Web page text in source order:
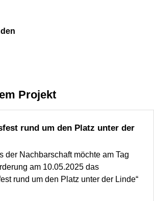
Projekt
rund um den Platz unter der
der Nachbarschaft möchte am Tag
am 10.05.2025 das
rund um den Platz unter der Linde“